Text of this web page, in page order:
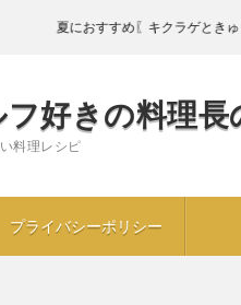
好きの料理長
料理レシピ
プライバシーポリシー
夏におすすめ〖キクラゲときゅりの酢の